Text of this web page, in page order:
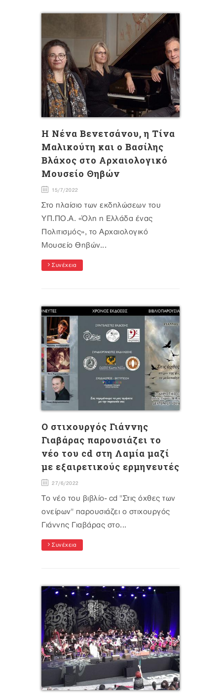
H Nένα Βενετσάνου, η Τίνα
Μαλικούτη και ο Βασίλης
Βλάχος στο Αρχαιολογικό
Μουσείο Θηβών
15/7/2022
Στο πλαίσιο των εκδηλώσεων του
ΥΠ.ΠΟ.Α. «Όλη η Ελλάδα ένας
Πολιτισμός», το Αρχαιολογικό
Μουσείο Θηβών...
Συνέχεια
Ο στιχουργός Γιάννης
Γιαβάρας παρουσιάζει το
νέο του cd στη Λαμία μαζί
με εξαιρετικούς ερμηνευτές
27/6/2022
To νέο του βιβλίο- cd "Στις όχθες των
ονείρων" παρουσιάζει ο στιχουργός
Γιάννης Γιαβάρας στο...
Συνέχεια